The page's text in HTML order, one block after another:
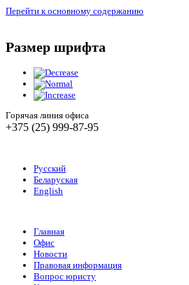
Перейти к основному содержанию
Размер шрифта
Горячая линия офиса
+375 (25) 999-87-95
Русский
Беларуская
English
Главная
Офис
Новости
Правовая информация
Вопрос юристу